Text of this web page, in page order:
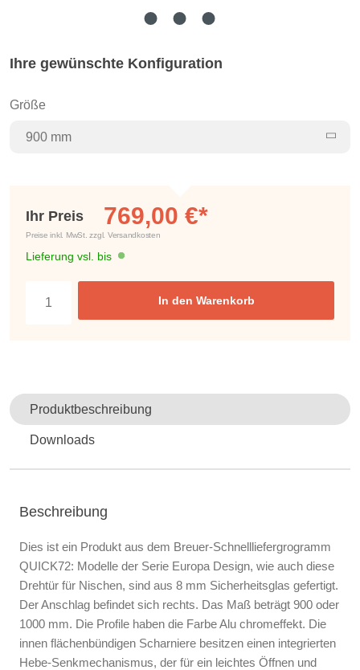
Ihre gewünschte Konfiguration
Größe
900 mm
Ihr Preis 769,00 €*
Preise inkl. MwSt. zzgl. Versandkosten
Lieferung vsl. bis
In den Warenkorb
Produktbeschreibung
Downloads
Beschreibung
Dies ist ein Produkt aus dem Breuer-Schnellliefergrogramm
QUICK72: Modelle der Serie Europa Design, wie auch diese
Drehtür für Nischen, sind aus 8 mm Sicherheitsglas gefertigt.
Der Anschlag befindet sich rechts. Das Maß beträgt 900 oder
1000 mm. Die Profile haben die Farbe Alu chromeffekt. Die
innen flächenbündigen Scharniere besitzen einen integrierten
Hebe-Senkmechanismus, der für ein leichtes Öffnen und